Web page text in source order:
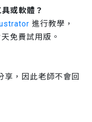
或軟體？
進行教學，
免費試用版。
享，因此老師不會回